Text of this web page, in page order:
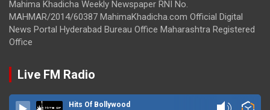
Mahima Khadicha Weekly Newspaper RNI No.
MAHMAR/2014/60387 MahimaKhadicha.com Official Digital
News Portal Hyderabad Bureau Office Maharashtra Registered
Office
Live FM Radio
Hits Of Bollywood